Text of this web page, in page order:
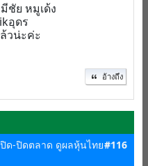
ชัย หมูเด้ง
อุดร
วน่ะค่ะ
อ้างถึง
ปิด-ปิดตลาด ดูผลหุ้นไทย#116